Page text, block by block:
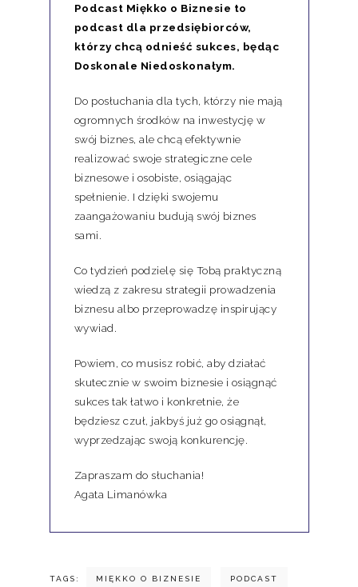
Podcast Miękko o Biznesie to
podcast dla przedsiębiorców,
którzy chcą odnieść sukces, będąc
Doskonale Niedoskonałym.
Do posłuchania dla tych, którzy nie mają
ogromnych środków na inwestycję w
swój biznes, ale chcą efektywnie
realizować swoje strategiczne cele
biznesowe i osobiste, osiągając
spełnienie. I dzięki swojemu
zaangażowaniu budują swój biznes
sami.
Co tydzień podzielę się Tobą praktyczną
wiedzą z zakresu strategii prowadzenia
biznesu albo przeprowadzę inspirujący
wywiad.
Powiem, co musisz robić, aby działać
skutecznie w swoim biznesie i osiągnąć
sukces tak łatwo i konkretnie, że
będziesz czuł, jakbyś już go osiągnął,
wyprzedzając swoją konkurencję.
Zapraszam do słuchania!
Agata Limanówka
TAGS: MIĘKKO O BIZNESIE PODCAST